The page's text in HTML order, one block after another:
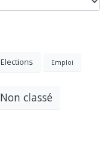
Elections Emploi
Non classé